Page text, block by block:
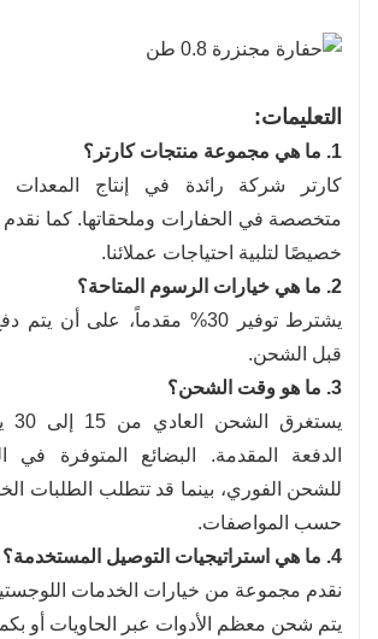
التعليمات:
1. ما هي مجموعة منتجات كارتر؟
كارتر شركة رائدة في إنتاج المعدات
متخصصة في الحفارات وملحقاتها. كما
خصيصًا لتلبية احتياجات عملائنا.
2. ما هي خيارات الرسوم المتاحة؟
قبل الشحن.
3. ما هو وقت الشحن؟
الدفعة المقدمة. البضائع المتوفرة في
للشحن الفوري، بينما قد تتطلب الطلبات
حسب المواصفات.
4. ما هي استراتيجيات التوصيل المستخدمة؟
نقدم مجموعة من خيارات الخدمات
يتم شحن معظم الأدوات عبر الحاويات أو